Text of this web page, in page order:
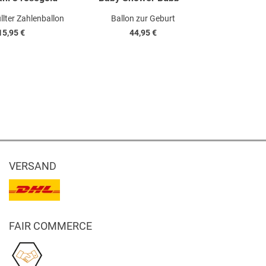
Zahlenballon
€
Ballon zur Geburt
44,95 €
VERSAND
FAIR COMMERCE